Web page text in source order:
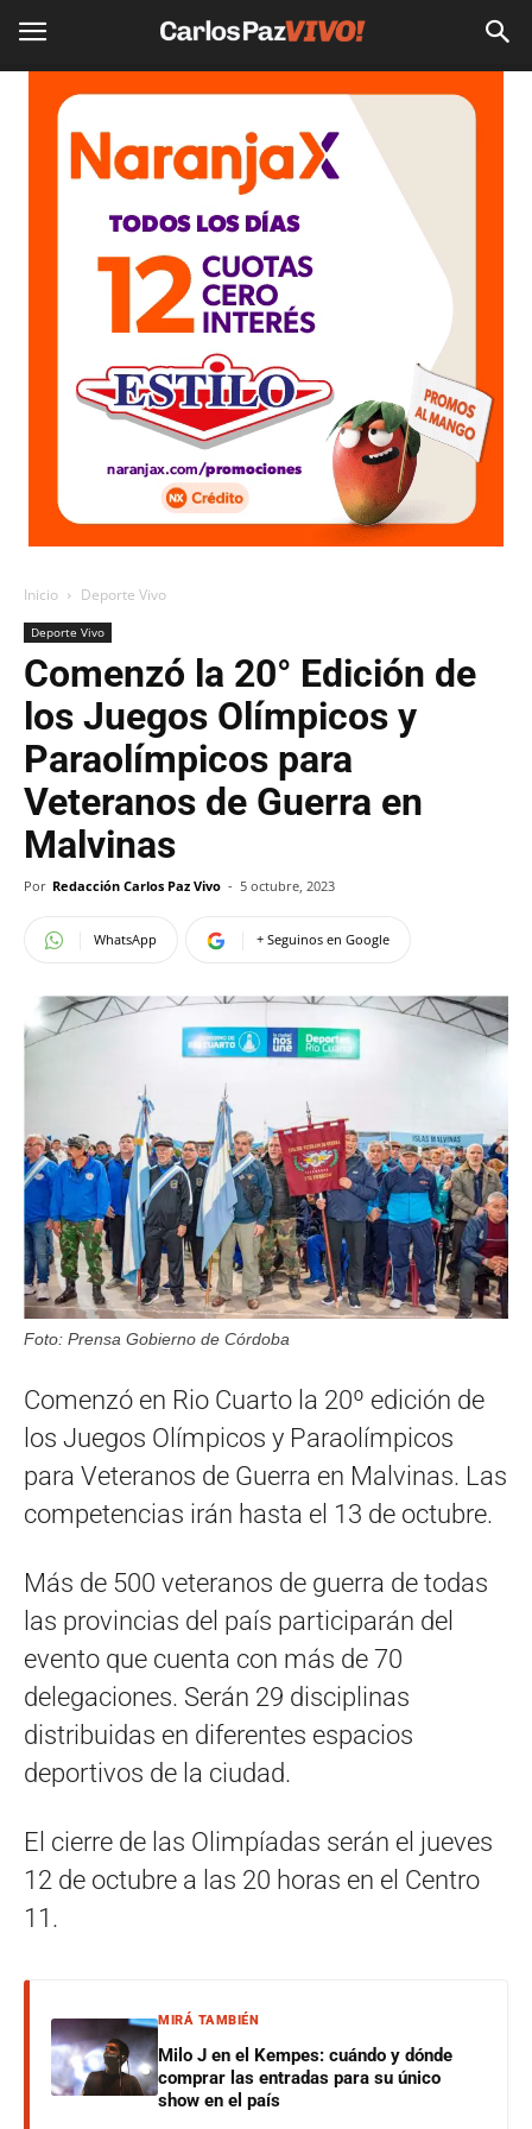
Inicio Deporte Vivo
Deporte Vivo
Comenzó la 20° Edición de
los Juegos Olímpicos y
Paraolímpicos para
Veteranos de Guerra en
Malvinas
Por Redacción Carlos Paz Vivo - 5 octubre, 2023
WhatsApp + Seguinos en Google
Foto: Prensa Gobierno de Córdoba
Comenzó en Rio Cuarto la 20º edición de
los Juegos Olímpicos y Paraolímpicos
para Veteranos de Guerra en Malvinas. Las
competencias irán hasta el 13 de octubre.
Más de 500 veteranos de guerra de todas
las provincias del país participarán del
evento que cuenta con más de 70
delegaciones. Serán 29 disciplinas
distribuidas en diferentes espacios
deportivos de la ciudad.
El cierre de las Olimpíadas serán el jueves
12 de octubre a las 20 horas en el Centro
11.
MIRÁ TAMBIÉN
Milo J en el Kempes: cuándo y dónde
comprar las entradas para su único
show en el país